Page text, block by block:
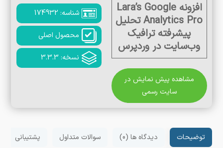
افزونه Lara’s Google
Analytics Pro تحلیل
پیشرفته ترافیک
وب‌سایت در وردپرس
مشاهده پیش نمایش در
سایت رسمی
شناسه: 174932
محصول اصلی
نسخه: 3.3.3
توضیحات دیدگاه ها (0) سوالات متداول پشتیبانی